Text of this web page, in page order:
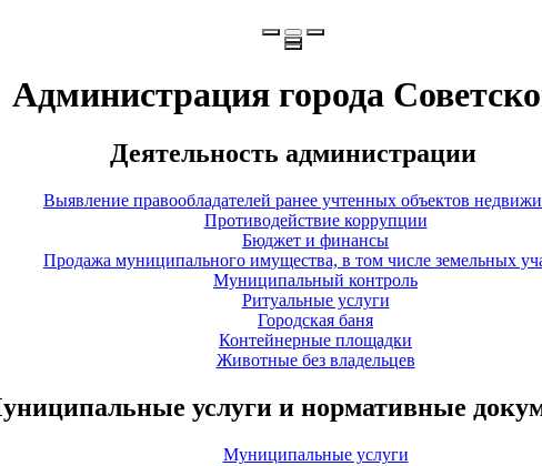
Администрация города
Деятельность администрации
Выявление правообладателей ранее учтенных объектов
Противодействие коррупции
Бюджет и финансы
Продажа муниципального имущества, в том числе земельных
Муниципальный контроль
Ритуальные услуги
Городская баня
Контейнерные площадки
Животные без владельцев
услуги и нормативные
Муниципальные услуги